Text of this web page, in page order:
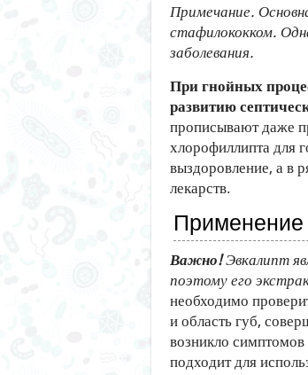
Примечание.
стафилококком.
заболевания.
При гнойных
развитию
прописывают даже
хлорофиллипта для
выздоровление, а в
лекарств.
Применение
Важно!Эвкалипт
поэтому его
необходимо
и область губ,
возникло
подходит для